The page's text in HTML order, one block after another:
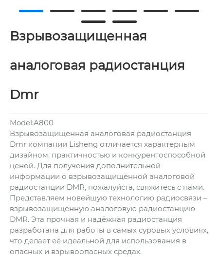
Взрывозащищенная
аналоговая радиостанция
Dmr
Model:A800
Взрывозащищенная аналоговая радиостанция
Dmr компании Lisheng отличается характерным
дизайном, практичностью и конкурентоспособной
ценой. Для получения дополнительной
информации о взрывозащищённой аналоговой
радиостанции DMR, пожалуйста, свяжитесь с нами.
Представляем новейшую технологию радиосвязи –
взрывозащищённую аналоговую радиостанцию ​​
DMR. Эта прочная и надёжная радиостанция
разработана для работы в самых суровых условиях,
что делает её идеальной для использования в
опасных и взрывоопасных средах.